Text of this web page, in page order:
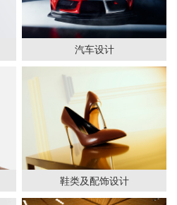
汽车设计
鞋类及配饰设计